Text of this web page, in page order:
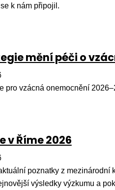
k nám připojil.
mění péči o
pro vzácná onemocnění
v Říme 2026
poznatky z mezinárodní
výsledky výzkumu a